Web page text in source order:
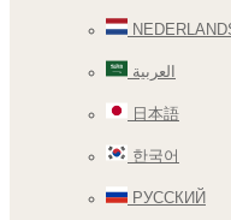
العربية
日本語
한국어
РУССКИЙ